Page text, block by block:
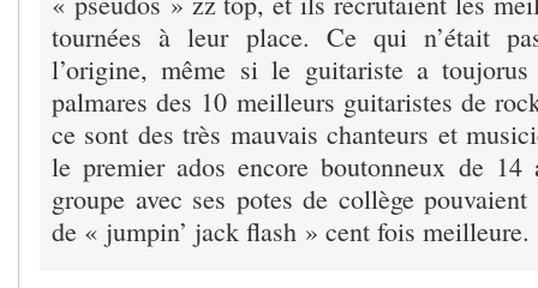
tournées à leur place. Ce qui n’était
l’origine, même si le guitariste a
palmares des 10 meilleurs guitaristes de
ce sont des très mauvais chanteurs et
le premier ados encore boutonneux de
groupe avec ses potes de collège
de « jumpin’ jack flash » cent fois meilleure.